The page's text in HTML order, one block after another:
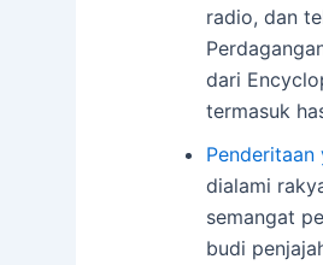
radio, dan
dari
termasuk
dialami
semangat
budi